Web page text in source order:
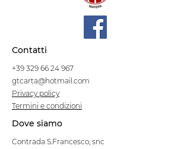
Contatti
+39 329 66 24 967
gtcarta@hotmail.com
Privacy policy
Termini e condizioni
Dove siamo
Contrada S.Francesco, snc